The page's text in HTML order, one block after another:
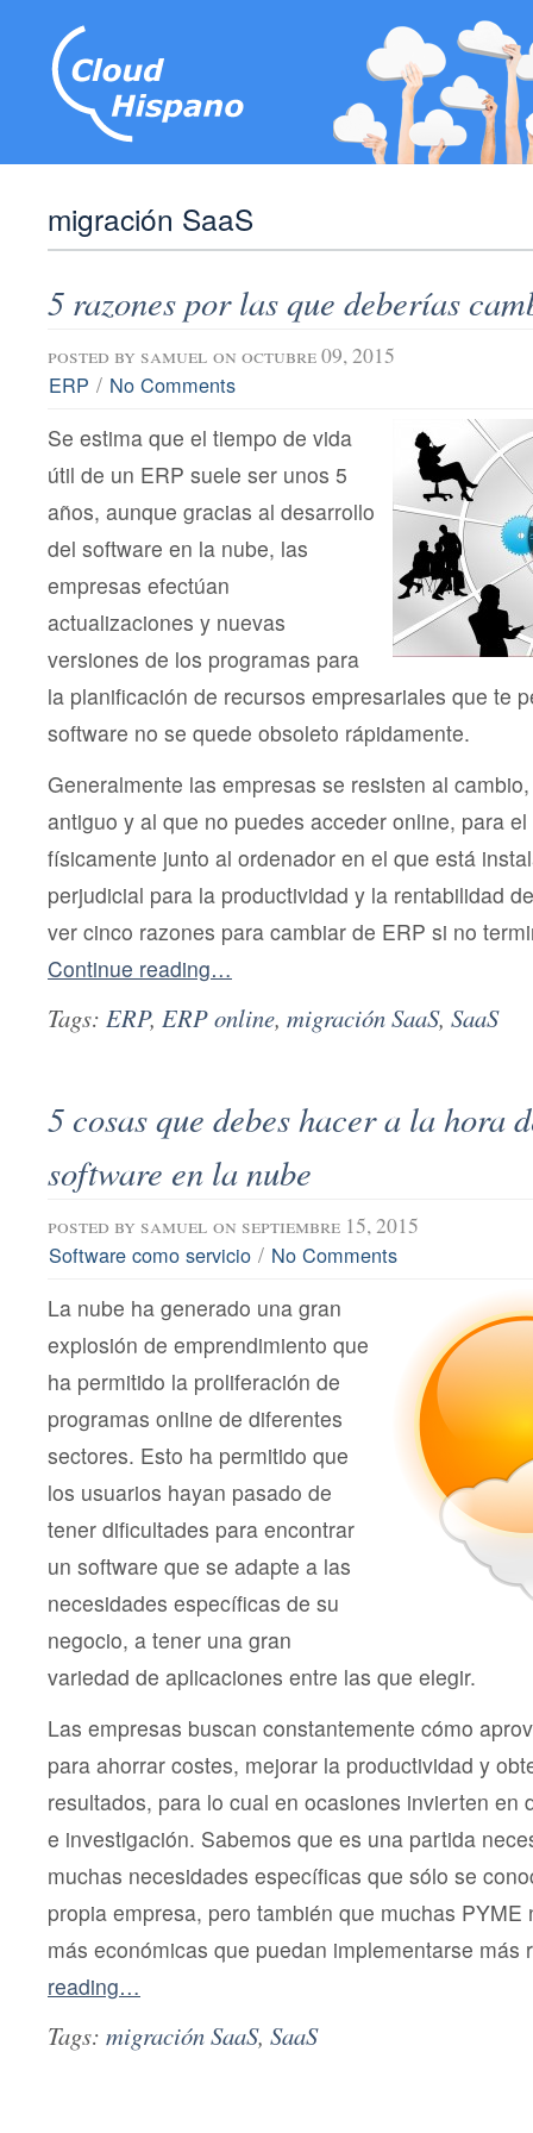
migración SaaS
5 razones por las que deberías
posted by samuel on octubre 09, 2015
ERP / No Comments
Se estima que el tiempo de vida
útil de un ERP suele ser unos 5
años, aunque gracias al desarrollo
del software en la nube, las
empresas efectúan
actualizaciones y nuevas
versiones de los programas para
la planificación de recursos empresariales que te
software no se quede obsoleto rápidamente.
Generalmente las empresas se resisten al
antiguo y al que no puedes acceder online, para
físicamente junto al ordenador en el que está
perjudicial para la productividad y la rentabilidad
ver cinco razones para cambiar de ERP si no
Continue reading…
Tags: ERP, ERP online, migración SaaS, SaaS
5 cosas que debes hacer a la hora
software en la nube
posted by samuel on septiembre 15, 2015
Software como servicio / No Comments
La nube ha generado una gran
explosión de emprendimiento que
ha permitido la proliferación de
programas online de diferentes
sectores. Esto ha permitido que
los usuarios hayan pasado de
tener dificultades para encontrar
un software que se adapte a las
necesidades específicas de su
negocio, a tener una gran
variedad de aplicaciones entre las que elegir.
Las empresas buscan constantemente cómo
para ahorrar costes, mejorar la productividad y
resultados, para lo cual en ocasiones invierten en
e investigación. Sabemos que es una partida
muchas necesidades específicas que sólo se
propia empresa, pero también que muchas PYME
más económicas que puedan implementarse más
reading…
Tags: migración SaaS, SaaS